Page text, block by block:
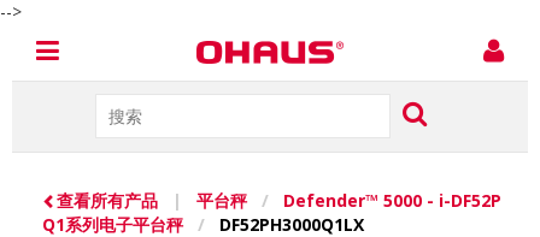
-->
查看所有产品 | 平台秤 /
Defender™ 5000 - i-DF52P
Q1系列电子平台秤
/ DF52PH3000Q1LX